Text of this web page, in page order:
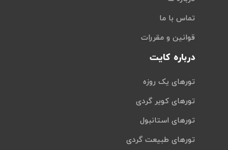
تماس با ما
قوانین و مقررات
درباره کایت
تورهای یک روزه
تورهای کویر گردی
تورهای استانبول
تورهای طبیعت گردی